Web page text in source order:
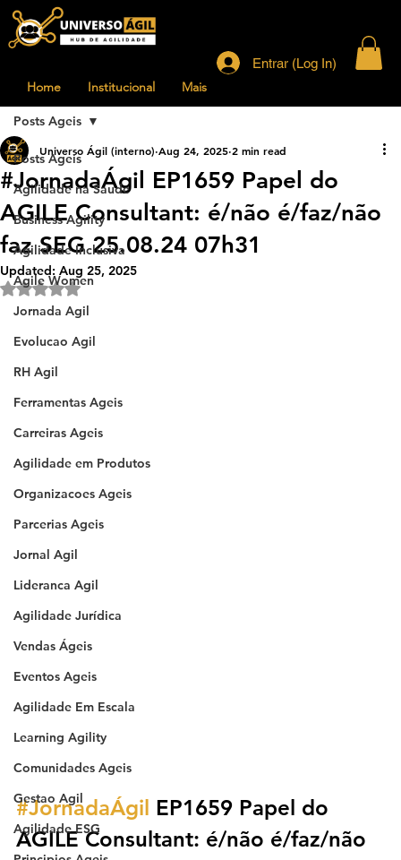
Home Institucional Mais
Entrar (Log In)
Posts Ageis
Agilidade na Saude
Business Agility
Agilidade Inclusiva
Agile Women
Jornada Agil
Evolucao Agil
RH Agil
Ferramentas Ageis
Carreiras Ageis
Agilidade em Produtos
Organizacoes Ageis
Parcerias Ageis
Jornal Agil
Lideranca Agil
Agilidade Jurídica
Vendas Ágeis
Eventos Ageis
Agilidade Em Escala
Learning Agility
Comunidades Ageis
Gestao Agil
Agilidade ESG
Posts Ageis
#JornadaÁgil EP1659 Papel do
AGILE Consultant: é/não é/faz/não
faz SEG 25.08.24 07h31
Universo Ágil (interno) Aug 24, 2025 2 min read
Updated: Aug 25, 2025
Rated NaN out of 5 stars.
#JornadaÁgil EP1659 Papel do
AGILE Consultant: é/não é/faz/não